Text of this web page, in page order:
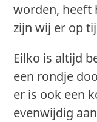
worden, heeft
zijn wij er op
Eilko is altijd
een rondje
er is ook een
evenwijdig